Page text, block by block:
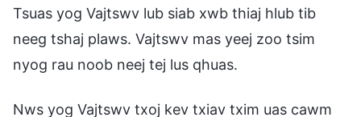
Tsuas yog Vajtswv lub siab xwb thiaj hlub tib
neeg tshaj plaws. Vajtswv mas yeej zoo tsim
nyog rau noob neej tej lus qhuas.
Nws yog Vajtswv txoj kev txiav txim uas cawm